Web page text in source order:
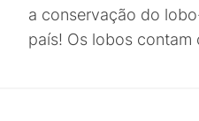
a conservação do
país! Os lobos contam